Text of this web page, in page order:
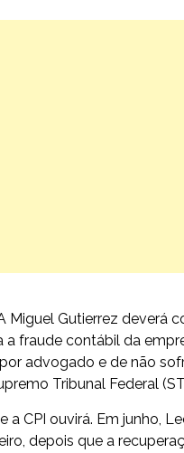
Gutierrez deverá
fraude contábil da
advogado e de não
Tribunal Federal
CPI ouvirá. Em junho,
depois que a